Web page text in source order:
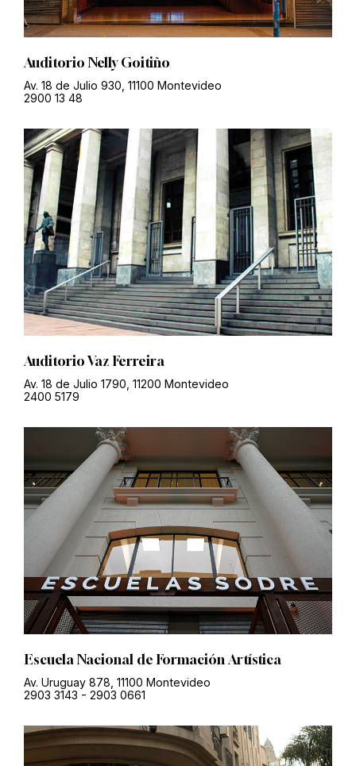
Auditorio Nelly Goitiño
Av. 18 de Julio 930, 11100 Montevideo
2900 13 48
Auditorio Vaz Ferreira
Av. 18 de Julio 1790, 11200 Montevideo
2400 5179
Escuela Nacional de Formación Artística
Av. Uruguay 878, 11100 Montevideo
2903 3143 - 2903 0661